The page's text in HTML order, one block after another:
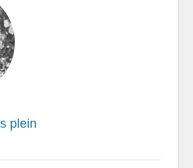
plein